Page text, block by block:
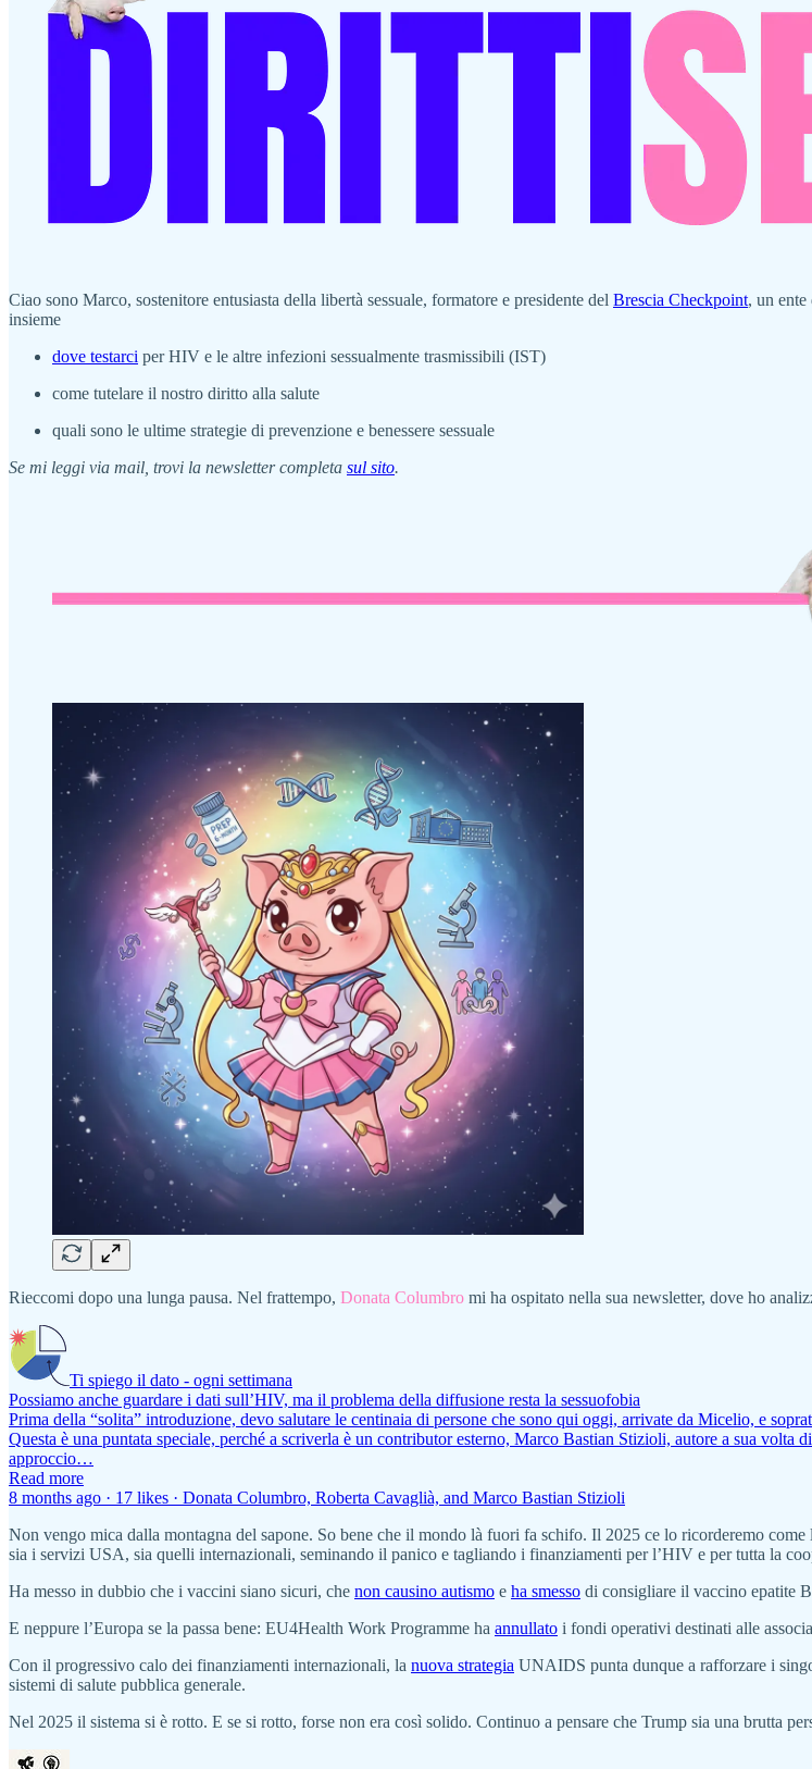
Ciao sono Marco, sostenitore entusiasta della libertà sessuale, formatore e presidente del Brescia Checkpoint, un
insieme
dove testarci per HIV e le altre infezioni sessualmente trasmissibili (IST)
come tutelare il nostro diritto alla salute
quali sono le ultime strategie di prevenzione e benessere sessuale
Se mi leggi via mail, trovi la newsletter completa sul sito.
Rieccomi dopo una lunga pausa. Nel frattempo, Donata Columbro mi ha ospitato nella sua newsletter, dove ho
Ti spiego il dato - ogni settimana
Possiamo anche guardare i dati sull’HIV, ma il problema della diffusione resta la sessuofobia
Prima della “solita” introduzione, devo salutare le centinaia di persone che sono qui oggi, arrivate da Micelio, e
Questa è una puntata speciale, perché a scriverla è un contributor esterno, Marco Bastian Stizioli, autore a sua
approccio…
Read more
8 months ago · 17 likes · Donata Columbro, Roberta Cavaglià, and Marco Bastian Stizioli
Non vengo mica dalla montagna del sapone. So bene che il mondo là fuori fa schifo. Il 2025 ce lo ricorderemo come
sia i servizi USA, sia quelli internazionali, seminando il panico e tagliando i finanziamenti per l’HIV e per tutta la
Ha messo in dubbio che i vaccini siano sicuri, che non causino autismo e ha smesso di consigliare il vaccino epatite
E neppure l’Europa se la passa bene: EU4Health Work Programme ha annullato i fondi operativi destinati alle
Con il progressivo calo dei finanziamenti internazionali, la nuova strategia UNAIDS punta dunque a rafforzare i
sistemi di salute pubblica generale.
Nel 2025 il sistema si è rotto. E se si rotto, forse non era così solido. Continuo a pensare che Trump sia una brutta